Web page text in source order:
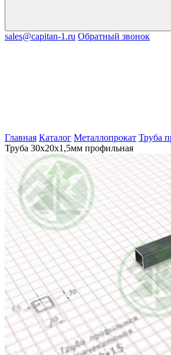
sales@capitan-1.ru Обратный звонок
Главная Каталог Металлопрокат Труба
Труба 30х20х1,5мм профильная